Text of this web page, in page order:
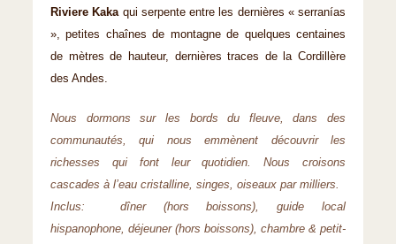
Riviere Kaka qui serpente entre les dernières « serranías
», petites chaînes de montagne de quelques centaines
de mètres de hauteur, dernières traces de la Cordillère
des Andes.
Nous dormons sur les bords du fleuve, dans des
communautés, qui nous emmènent découvrir les
richesses qui font leur quotidien. Nous croisons
cascades à l’eau cristalline, singes, oiseaux par milliers.
Inclus: dîner (hors boissons), guide local
hispanophone, déjeuner (hors boissons), chambre & petit-